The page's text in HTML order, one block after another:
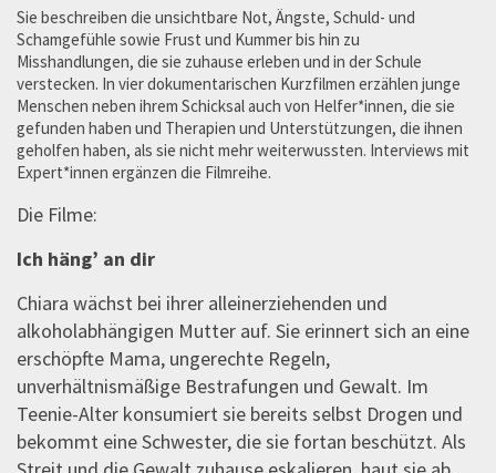
Sie beschreiben die unsichtbare Not, Ängste, Schuld- und
Schamgefühle sowie Frust und Kummer bis hin zu
Misshandlungen, die sie zuhause erleben und in der Schule
verstecken. In vier dokumentarischen Kurzfilmen erzählen junge
Menschen neben ihrem Schicksal auch von Helfer*innen, die sie
gefunden haben und Therapien und Unterstützungen, die ihnen
geholfen haben, als sie nicht mehr weiterwussten. Interviews mit
Expert*innen ergänzen die Filmreihe.
Die Filme:
Ich häng’ an dir
Chiara wächst bei ihrer alleinerziehenden und
alkoholabhängigen Mutter auf. Sie erinnert sich an eine
erschöpfte Mama, ungerechte Regeln,
unverhältnismäßige Bestrafungen und Gewalt. Im
Teenie-Alter konsumiert sie bereits selbst Drogen und
bekommt eine Schwester, die sie fortan beschützt. Als